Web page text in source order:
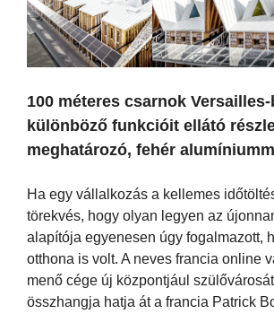
100 méteres csarnok
különböző funkcióit ellátó
meghatározó, fehér
Ha egy vállalkozás a kellemes
törekvés, hogy olyan legyen az
alapítója egyenesen úgy fogalmazott,
otthona is volt. A neves francia online
menő cége új központjául
összhangja hatja át a francia Patrick